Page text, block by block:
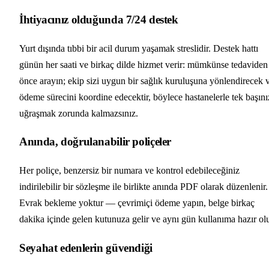
İhtiyacınız olduğunda 7/24 destek
Yurt dışında tıbbi bir acil durum yaşamak streslidir. Destek hattı
günün her saati ve birkaç dilde hizmet verir: mümkünse tedaviden
önce arayın; ekip sizi uygun bir sağlık kuruluşuna yönlendirecek
ödeme sürecini koordine edecektir, böylece hastanelerle tek
uğraşmak zorunda kalmazsınız.
Anında, doğrulanabilir poliçeler
Her poliçe, benzersiz bir numara ve kontrol edebileceğiniz
indirilebilir bir sözleşme ile birlikte anında PDF olarak düzenlenir.
Evrak bekleme yoktur — çevrimiçi ödeme yapın, belge birkaç
dakika içinde gelen kutunuza gelir ve aynı gün kullanıma hazır
Seyahat edenlerin güvendiği